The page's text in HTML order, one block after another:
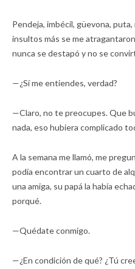
Pendeja, imbécil, güevona,
insultos más se me
nunca se destapó y no se
—¿Sí me entiendes, verdad?
—Claro, no te preocupes. Que
nada, eso hubiera complicado
A la semana me llamó, me
podía encontrar un cuarto de
una amiga, su papá la había
porqué.
—Quédate conmigo.
—¿En condición de qué? ¿Tú